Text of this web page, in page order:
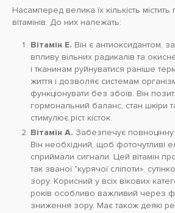
Насамперед велика їх кількість
вітамінів. До них належать:
Вітамін Е. Він є антиоксидантом,
впливу вільних радикалів та
і тканинам руйнуватися раніше
життя і дозволяє системам
функціонувати без збоїв. Він
гормональний баланс, стан шкіри та
стимулює ріст кісток.
Вітамін А. Забезпечує повноцінну
Він необхідний, щоб фоточутливі
сприймали сигнали. Цей вітамін
так званої "курячої сліпоти»,
зору. Корисний у всіх вікових
років особливо важливий через
зниження зору. Має також деякі